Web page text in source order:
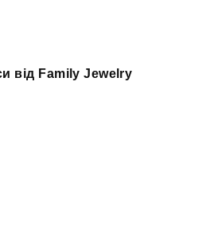
від Family Jewelry